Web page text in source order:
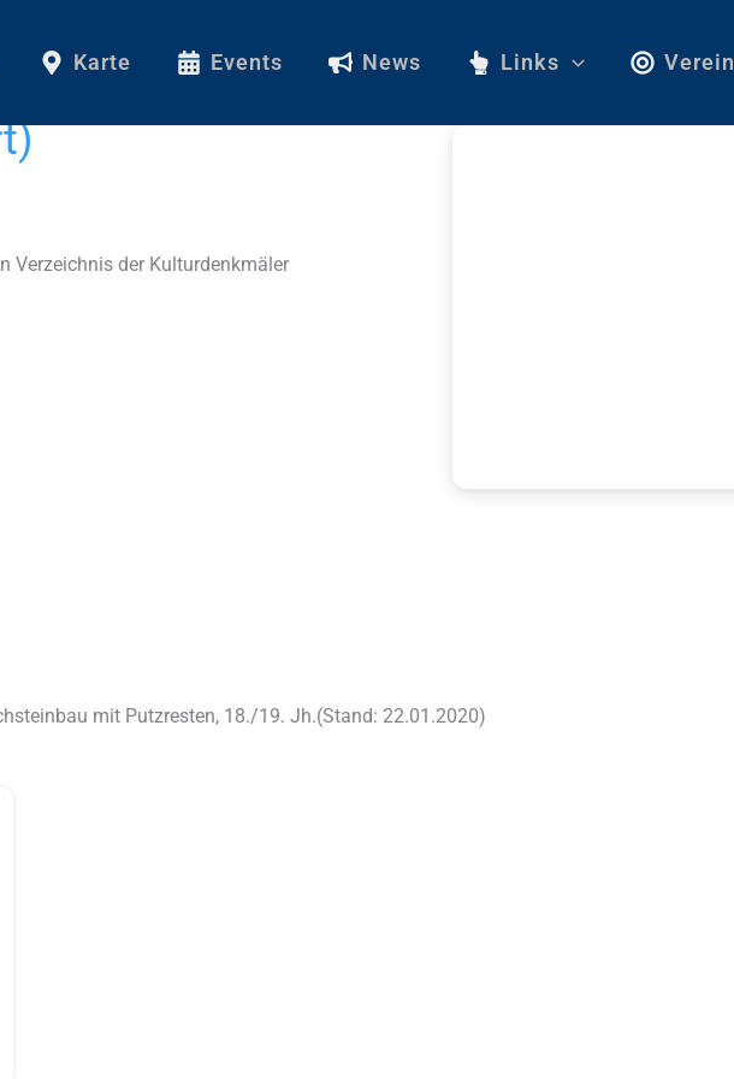
Karte Events News Links Verein
Verzeichnis der Kulturdenkmäler
mit Putzresten, 18./19. Jh.(Stand: 22.01.2020)